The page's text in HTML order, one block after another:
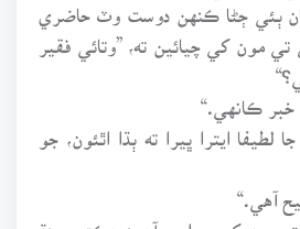
ٻئي ڄڻا ڪنهن دوست وٽ حاضري
تي مون کي چيائين ته، ”وتائي فقير
خبر ڪانهي.“
لطيفا ايترا ڀيرا ته ٻڌا اٿئون، جو
آهي.“
مون کي معلوم آهن: هڪڙو سنڌ